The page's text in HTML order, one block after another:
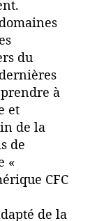
du
à
et
de la
de
«
CFC
de la